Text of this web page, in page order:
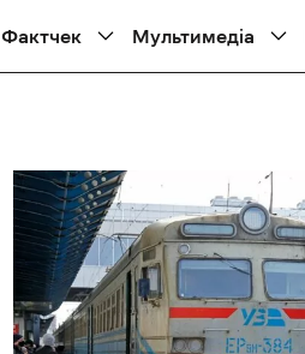
Фактчек Мультимедіа